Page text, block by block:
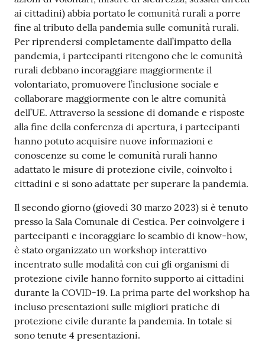
ai cittadini) abbia portato le comunità rurali a porre
fine al tributo della pandemia sulle comunità rurali.
Per riprendersi completamente dall’impatto della
pandemia, i partecipanti ritengono che le comunità
rurali debbano incoraggiare maggiormente il
volontariato, promuovere l’inclusione sociale e
collaborare maggiormente con le altre comunità
dell’UE. Attraverso la sessione di domande e risposte
alla fine della conferenza di apertura, i partecipanti
hanno potuto acquisire nuove informazioni e
conoscenze su come le comunità rurali hanno
adattato le misure di protezione civile, coinvolto i
cittadini e si sono adattate per superare la pandemia.
Il secondo giorno (giovedì 30 marzo 2023) si è tenuto
presso la Sala Comunale di Cestica. Per coinvolgere i
partecipanti e incoraggiare lo scambio di know-how,
è stato organizzato un workshop interattivo
incentrato sulle modalità con cui gli organismi di
protezione civile hanno fornito supporto ai cittadini
durante la COVID-19. La prima parte del workshop ha
incluso presentazioni sulle migliori pratiche di
protezione civile durante la pandemia. In totale si
sono tenute 4 presentazioni.